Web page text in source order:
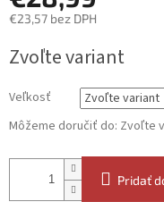
€23,57 bez DPH
cena:
Zvoľte variant
Veľkosť
Môžeme doručiť do: Zvoľte
Pridať